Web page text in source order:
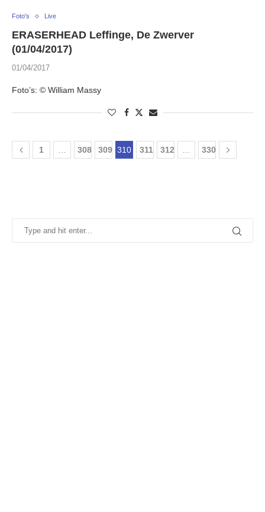
Foto's Live
ERASERHEAD Leffinge, De Zwerver
(01/04/2017)
01/04/2017
Foto’s: © William Massy
1 … 308 309 310 311 312 … 330